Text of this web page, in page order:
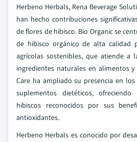
Herbeno Herbals, Rena Beverage
han hecho contribuciones
de flores de hibisco. Bio Organic se
de hibisco orgánico de alta calidad
agrícolas sostenibles, que atiende a
ingredientes naturales en alimentos
Care ha ampliado su presencia en
suplementos dietéticos,
hibiscos reconocidos por sus
antioxidantes.
Herbeno Herbals es conocido por